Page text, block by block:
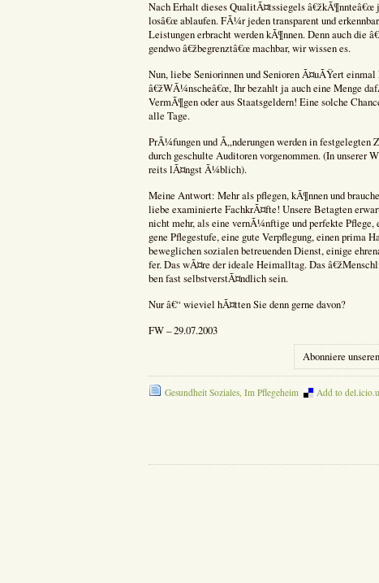
Nach Erhalt dieses QualitÃ¤tssiegels â€žkÃ¶nnteâ€œ
losâ€œ ablaufen. FÃ¼r jeden transparent und
Leistungen erbracht werden kÃ¶nnen. Denn auch die
gendwo â€žbegrenztâ€œ machbar, wir wissen es.
Nun, liebe Seniorinnen und Senioren Ã¤uÃŸert einmal
â€žWÃ¼nscheâ€œ, Ihr bezahlt ja auch eine Menge
VermÃ¶gen oder aus Staatsgeldern! Eine solche
alle Tage.
PrÃ¼fungen und Ã„nderungen werden in festgelegten
durch geschulte Auditoren vorgenommen. (In unserer
reits lÃ¤ngst Ã¼blich).
Meine Antwort: Mehr als pflegen, kÃ¶nnen und
liebe examinierte FachkrÃ¤fte! Unsere Betagten
nicht mehr, als eine vernÃ¼nftige und perfekte Pflege,
gene Pflegestufe, eine gute Verpflegung, einen prima
beweglichen sozialen betreuenden Dienst, einige
fer. Das wÃ¤re der ideale Heimalltag. Das
ben fast selbstverstÃ¤ndlich sein.
Nur â€“ wieviel hÃ¤tten Sie denn gerne davon?
FW – 29.07.2003
Abonniere
Gesundheit Soziales, Im Pflegeheim Add to